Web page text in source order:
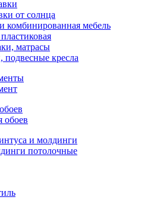
от солнца
комбинированная мебель
матрасы
подвесные кресла
обоев
и молдинги
потолочные